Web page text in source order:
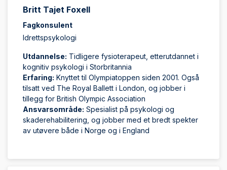
Britt Tajet Foxell
Fagkonsulent
Idrettspsykologi
Utdannelse: Tidligere fysioterapeut, etterutdannet i
kognitiv psykologi i Storbritannia
Erfaring: Knyttet til Olympiatoppen siden 2001. Også
tilsatt ved The Royal Ballett i London, og jobber i
tillegg for British Olympic Association
Ansvarsområde: Spesialist på psykologi og
skaderehabilitering, og jobber med et bredt spekter
av utøvere både i Norge og i England